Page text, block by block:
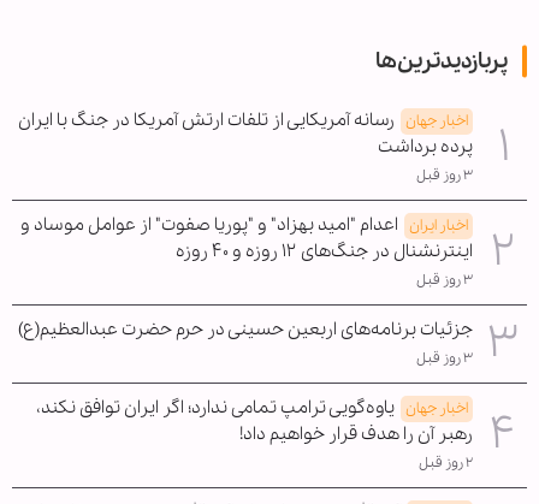
پربازدیدترین‌ها
اخبار جهان رسانه آمریکایی از تلفات ارتش آمریکا در جنگ با ایران
پرده برداشت
۳ روز قبل
اخبار ایران اعدام "امید بهزاد" و "پوریا صفوت" از عوامل موساد و
اینترنشنال در جنگ‌های ۱۲ روزه و ۴۰ روزه
۳ روز قبل
جزئیات برنامه‌های اربعین حسینی در حرم حضرت عبدالعظیم(ع)
۳ روز قبل
اخبار جهان یاوه‌گویی ترامپ تمامی ندارد؛ اگر ایران توافق نکند،
رهبر آن را هدف قرار خواهیم داد!
۲ روز قبل